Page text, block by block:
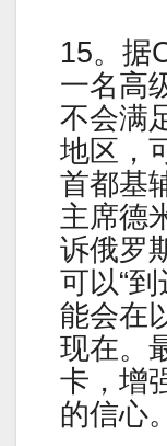
15。据
一名高
不会满
地区，
首都基
主席德
诉俄罗
可以“
能会在
现在。
卡，增
的信心。